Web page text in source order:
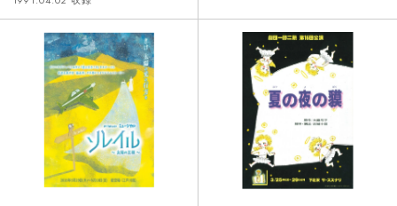
ちでご覧下さい。
雨を忘れないカサ。とべない博
士。花咲くおんなのこ。遠くをぼ
んやり歩く旅人。それぞれの星が
結ばれていく。道は続く。列車は
進む。ねえ、だけど、はなしたい
ことがあるよ。忘れる前に、いな
くなる前に、これ以上あなたから
遠くなる前に。